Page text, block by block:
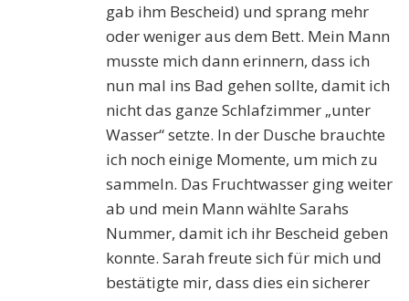
gab ihm Bescheid) und sprang mehr
oder weniger aus dem Bett. Mein Mann
musste mich dann erinnern, dass ich
nun mal ins Bad gehen sollte, damit ich
nicht das ganze Schlafzimmer „unter
Wasser“ setzte. In der Dusche brauchte
ich noch einige Momente, um mich zu
sammeln. Das Fruchtwasser ging weiter
ab und mein Mann wählte Sarahs
Nummer, damit ich ihr Bescheid geben
konnte. Sarah freute sich für mich und
bestätigte mir, dass dies ein sicherer